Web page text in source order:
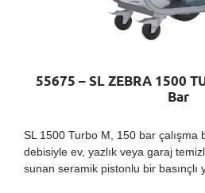
55675 – SL ZEBRA 1500
Bar
SL 1500 Turbo M, 150 bar çalışma
debisiyle ev, yazlık veya garaj
sunan seramik pistonlu bir basınçlı